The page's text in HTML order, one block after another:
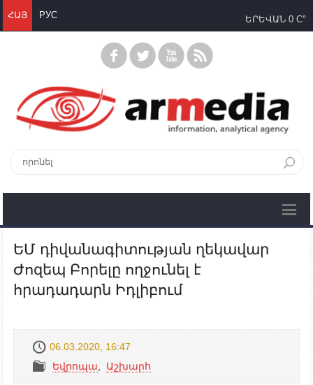
ՀԱՅ РУС ԵՐԵՎԱՆ 0 C°
ԵՄ դիվանագիտության ղեկավար
Ժոզեպ Բորելը ողջունել է
հրադադարն Իդլիբում
06.03.2020, 16:47
Եվրոպա
Աշխարհ